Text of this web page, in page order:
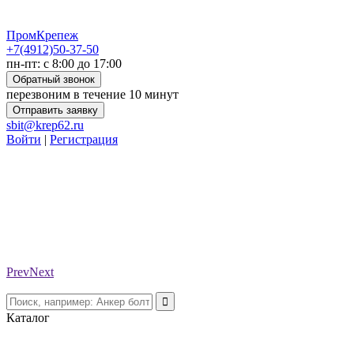
ПромКрепеж
+7(4912)50-37-50
пн-пт: с 8:00 до 17:00
Обратный звонок
перезвоним в течение 10 минут
Отправить заявку
sbit@krep62.ru
Войти | Регистрация
PrevNext
Каталог